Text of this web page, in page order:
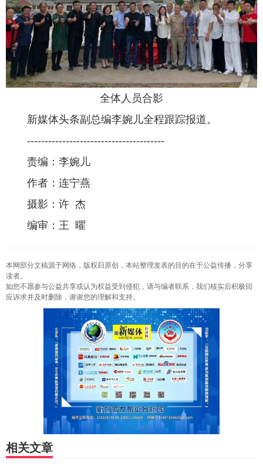
全体人员合影
新媒体头条副总编李婉儿全程跟踪报道。
---------------------------------------
责编：李婉儿
作者：连宁燕
摄影：许 杰
编审：王 曜
本网部分文稿源于网络，版权归原创，本站整理发表的目的在于公益传播，分享
读者。
如您不愿参与公益共享或认为权益受到侵犯，请与编者联系，我们核实后积极回
应诉求并及时删除，谢谢您的理解和支持。
相关文章